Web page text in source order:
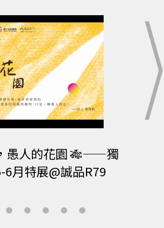
愚人的花園 🎋——獨
6月特展@誠品R79